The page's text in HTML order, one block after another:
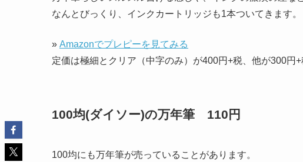
なんとびっくり、インクカートリッジも1本ついてきます。
» Amazonでプレピーを見てみる
定価は極細とクリア（中字のみ）が400円+税、他が300円+
100均(ダイソー)の万年筆 110円
100均にも万年筆が売っていることがあります。